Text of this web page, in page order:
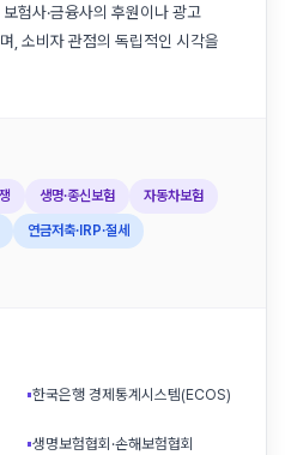
험사·금융사의 후원이나 광고
, 소비자 관점의 독립적인 시각을
생명·종신보험 자동차보험
연금저축·IRP·절세
▪한국은행 경제통계시스템(ECOS)
▪생명보험협회·손해보험협회